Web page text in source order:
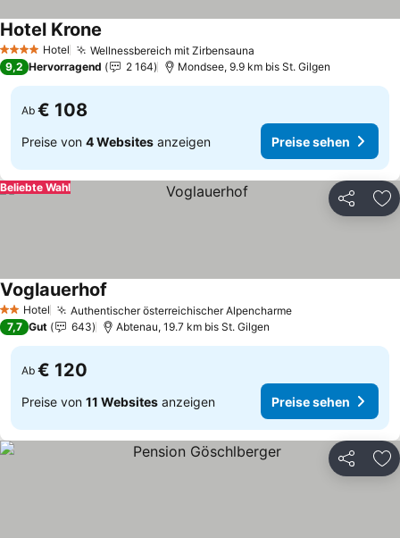
4 Sterne Hotel Wellnessbereich mit Zirbensauna
Hotel Krone
9,2 Hervorragend 2 164 Mondsee, 9.9 km bis St. Gilgen
Ab € 108
Preise von 4 Websites anzeigen Preise sehen
Teilen
Beliebte Wahl
2 Sterne
Hotel Authentischer österreichischer AlpencharmePreise sehen
Voglauerhof
7,7 Gut 643 Abtenau, 19.7 km bis St. Gilgen
Ab € 120
Preise von 11 Websites anzeigen Preise sehen
Teilen